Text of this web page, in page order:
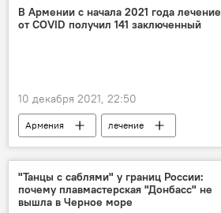
Происшествия и инциденты в Ереване
наезд
В Армении с начала 2021 года лечение
от COVID получил 141 заключенный
10 декабря 2021, 22:50
Армения
лечение
Новости Армения
коронавирус
Коронавирус в Армении
"Танцы с саблями" у границ России:
почему плавмастерская "Донбасс" не
вышла в Черное море